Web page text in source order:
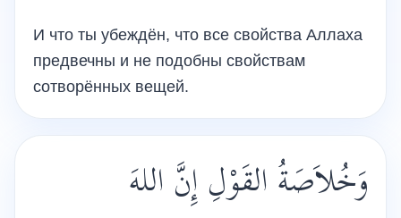
И что ты убеждён, что все свойства Аллаха
предвечны и не подобны свойствам
сотворённых вещей.
وَخُلاَصَةُ القَوْلِ إِنَّ اللهَ